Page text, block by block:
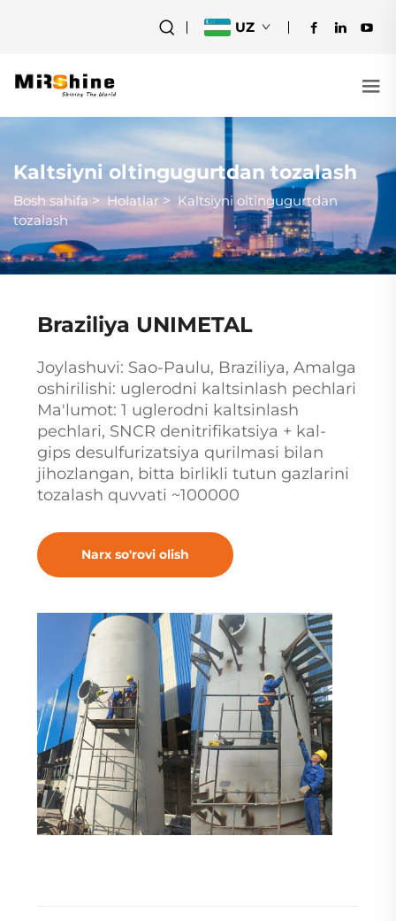
UZ
Kaltsiyni oltingugurtdan tozalash
Bosh sahifa>Holatlar> Kaltsiyni oltingugurtdan
tozalash
Braziliya UNIMETAL
Joylashuvi: Sao-Paulu, Braziliya, Amalga
oshirilishi: uglerodni kaltsinlash pechlari
Ma'lumot: 1 uglerodni kaltsinlash
pechlari, SNCR denitrifikatsiya + kal-
gips desulfurizatsiya qurilmasi bilan
jihozlangan, bitta birlikli tutun gazlarini
tozalash quvvati ~100000
Narx so'rovi olish